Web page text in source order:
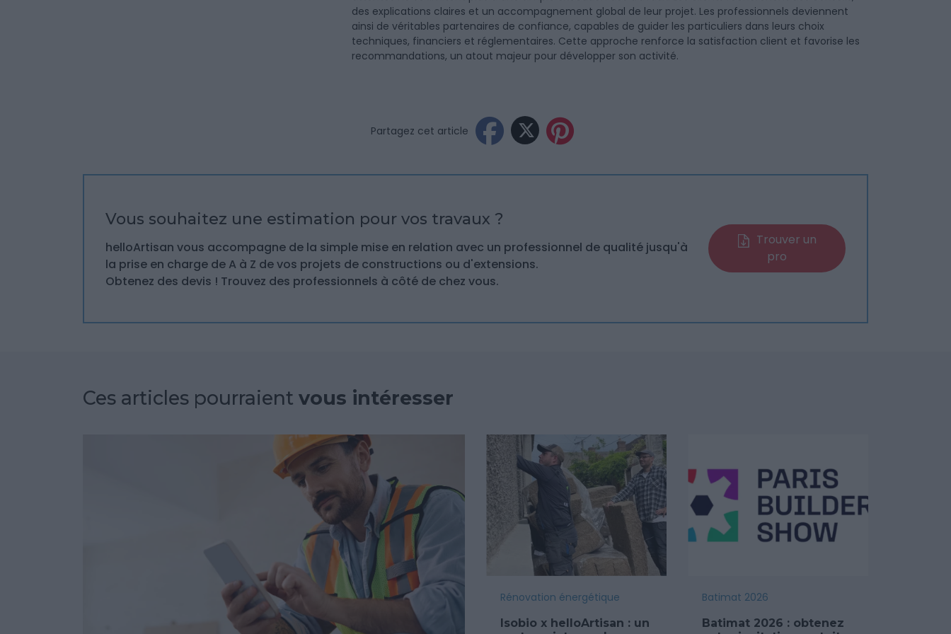
des explications claires et un accompagnement global de leur projet. Les professionnels deviennent
ainsi de véritables partenaires de confiance, capables de guider les particuliers dans leurs choix
techniques, financiers et réglementaires. Cette approche renforce la satisfaction client et favorise les
recommandations, un atout majeur pour développer son activité.
Partagez cet article
Vous souhaitez une estimation pour vos travaux ?
helloArtisan vous accompagne de la simple mise en relation avec un professionnel de qualité jusqu'à
la prise en charge de A à Z de vos projets de constructions ou d'extensions.
Obtenez des devis ! Trouvez des professionnels à côté de chez vous.
Trouver un
pro
Ces articles pourraient vous intéresser
Rénovation énergétique
Isobio x helloArtisan : un
Batimat 2026
Batimat 2026 : obtenez